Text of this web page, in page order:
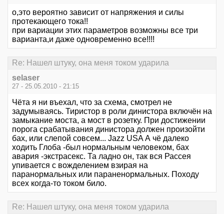
о,это вероятно зависит от напряжения и силы
протекающего тока!!
при вариации этих параметров возможны все три
варианта,и даже одновременно все!!!!
Re: Нашел штуку, она меня током ударила
selaser
27 - 25.05.2010 - 21:15
Чёта я ни въехал, что за схема, смотрел не
задумываясь. Тиристор в роли динистора включён на
замыкание моста, а мост в розетку. При достижении
порога срабатывания динистора должен произойти
бах, или слепой совсем... Jazz USA А чё далеко
ходить Глоба -был нормальным человеком, бах
авария -экстрасекс. Та ладно он, так вся Рассея
упивается с вожделением взирая на
паранормальных или параненормальных. Походу
всех когда-то током било.
Re: Нашел штуку, она меня током ударила